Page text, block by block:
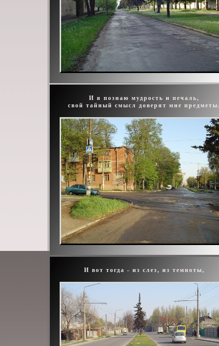
И я познаю мудрость и печаль,
свой тайный смысл доверят мне
И вот тогда - из слез, из темноты,